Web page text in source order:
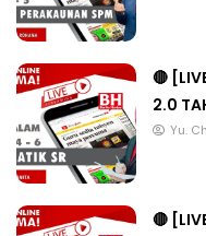
🔴
2.0
Yu.
🔴